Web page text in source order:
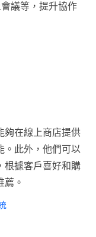
議等，提升協作
夠在線上商店提供
。此外，他們可以
根據客戶喜好和購
薦。